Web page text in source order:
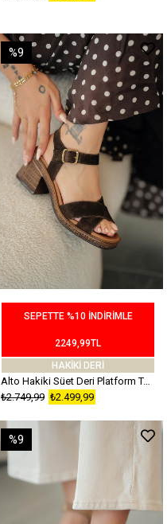
SEPETTE %10 İNDİRİMLE
2249,99TL
HAKİKİ DERİ
Alto Hakiki Süet Deri Platform Topuklu Ayakkabı Kahverengi
₺2.499,99
₺2.749,99
%9
%9